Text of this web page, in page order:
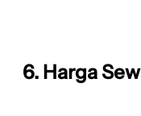
6. Harga